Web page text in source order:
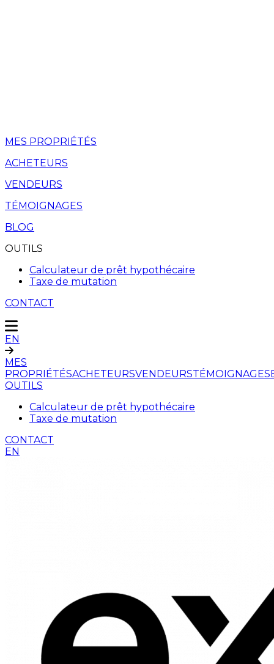
MES PROPRIÉTÉS
ACHETEURS
VENDEURS
TÉMOIGNAGES
BLOG
OUTILS
Calculateur de prêt hypothécaire
Taxe de mutation
CONTACT
EN
MES
PROPRIÉTÉSACHETEURSVENDEURSTÉMOIGNAGES
OUTILS
Calculateur de prêt hypothécaire
Taxe de mutation
CONTACT
EN